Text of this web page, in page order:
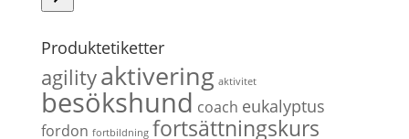
kategori
Produktetiketter
agilityaktivering aktivitet
besökshund coach eukalyptus
fordon fortbildning fortsättningskurs